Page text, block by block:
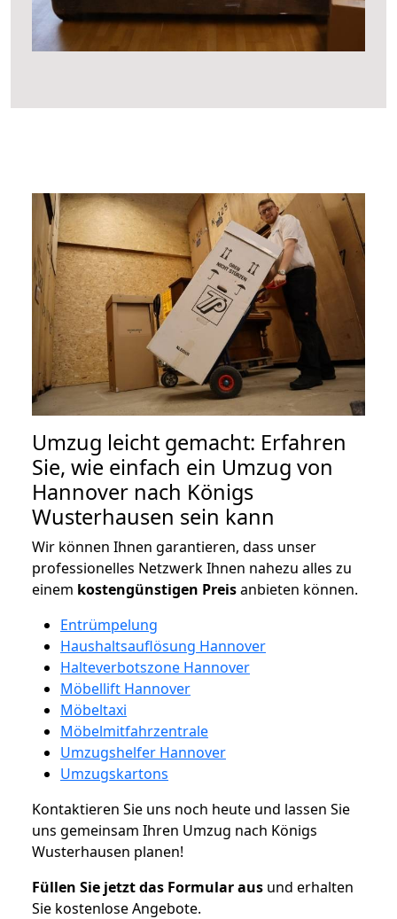
Umzug leicht gemacht: Erfahren
Sie, wie einfach ein Umzug von
Hannover nach Königs
Wusterhausen sein kann
Wir können Ihnen garantieren, dass unser
professionelles Netzwerk Ihnen nahezu alles zu
einem kostengünstigen Preisanbieten können.
Entrümpelung
Haushaltsauflösung Hannover
Halteverbotszone Hannover
Möbellift Hannover
Möbeltaxi
Möbelmitfahrzentrale
Umzugshelfer Hannover
Umzugskartons
Kontaktieren Sie uns noch heute und lassen Sie
uns gemeinsam Ihren Umzug nach Königs
Wusterhausen planen!
Füllen Sie jetzt das Formular aus und erhalten
Sie kostenlose Angebote.